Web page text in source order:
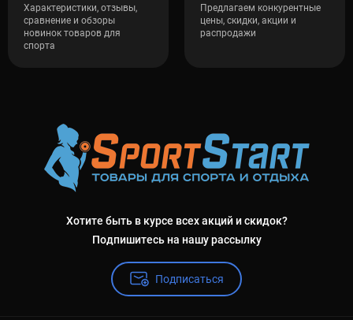
Характеристики, отзывы,
сравнение и обзоры
новинок товаров для
спорта
Предлагаем конкурентные
цены, скидки, акции и
распродажи
Хотите быть в курсе всех акций и скидок?
Подпишитесь на нашу рассылку
Подписаться